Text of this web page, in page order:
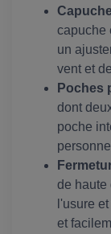
capuche
un
vent et
Poches
dont
poche
de haute
l'usure
et